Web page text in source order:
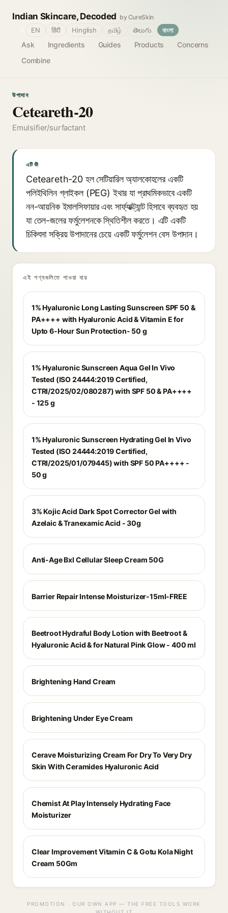
Indian Skincare, Decoded by CureSkin
Ask Ingredients Guides Products
Concerns
Combine
EN हिंदी Hinglish தமிழ் తెలుగు বাংলা
উপাদান
Ceteareth-20
Emulsifier/surfactant
এটি কী
Ceteareth-20 হল সেটিয়ারিল অ্যালকোহলের একটি
পলিইথিলিন গ্লাইকল (PEG) ইথার যা প্রাথমিকভাবে একটি
নন-আয়নিক ইমালসিফায়ার এবং সার্ফ্যাক্ট্যান্ট হিসাবে ব্যবহৃত হয়
যা তেল-জলের ফর্মুলেশনকে স্থিতিশীল করতে। এটি একটি
চিকিৎসা সক্রিয় উপাদানের চেয়ে একটি ফর্মুলেশন বেস উপাদান।
এই পণ্যগুলিতে পাওয়া যায়
1% Hyaluronic Long Lasting Sunscreen SPF 50 &
PA++++ with Hyaluronic Acid & Vitamin E for
Upto 6-Hour Sun Protection- 50 g
1% Hyaluronic Sunscreen Aqua Gel In Vivo
Tested (ISO 24444:2019 Certified,
CTRI/2025/02/080287) with SPF 50 & PA++++
- 125 g
1% Hyaluronic Sunscreen Hydrating Gel In Vivo
Tested (ISO 24444:2019 Certified,
CTRI/2025/01/079445) with SPF 50 PA++++ -
50 g
3% Kojic Acid Dark Spot Corrector Gel with
Azelaic & Tranexamic Acid - 30g
Anti-Age Bxl Cellular Sleep Cream 50G
Barrier Repair Intense Moisturizer-15ml-FREE
Beetroot Hydraful Body Lotion with Beetroot &
Hyaluronic Acid & for Natural Pink Glow - 400 ml
Brightening Hand Cream
Brightening Under Eye Cream
Cerave Moisturizing Cream For Dry To Very Dry
Skin With Ceramides Hyaluronic Acid
Chemist At Play Intensely Hydrating Face
Moisturizer
Clear Improvement Vitamin C & Gotu Kola Night
Cream 50Gm
PROMOTION · OUR OWN APP — THE FREE TOOLS WORK